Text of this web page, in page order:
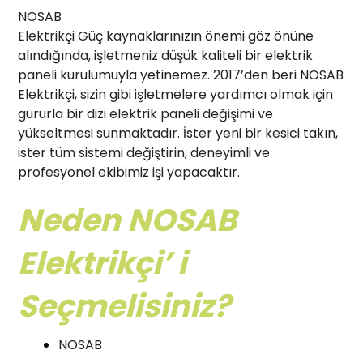
NOSAB
Elektrikçi Güç kaynaklarınızın önemi göz önüne
alındığında, işletmeniz düşük kaliteli bir elektrik
paneli kurulumuyla yetinemez. 2017’den beri NOSAB
Elektrikçi, sizin gibi işletmelere yardımcı olmak için
gururla bir dizi elektrik paneli değişimi ve
yükseltmesi sunmaktadır. İster yeni bir kesici takın,
ister tüm sistemi değiştirin, deneyimli ve
profesyonel ekibimiz işi yapacaktır.
Neden NOSAB
Elektrikçi’ i
Seçmelisiniz?
NOSAB